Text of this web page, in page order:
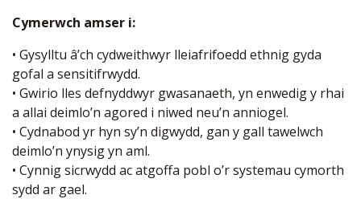
Cymerwch amser i:
• Gysylltu â’ch cydweithwyr lleiafrifoedd ethnig gyda
gofal a sensitifrwydd.
• Gwirio lles defnyddwyr gwasanaeth, yn enwedig y rhai
a allai deimlo’n agored i niwed neu’n anniogel.
• Cydnabod yr hyn sy’n digwydd, gan y gall tawelwch
deimlo’n ynysig yn aml.
• Cynnig sicrwydd ac atgoffa pobl o’r systemau cymorth
sydd ar gael.